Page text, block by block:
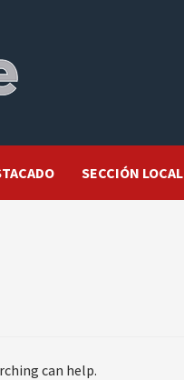
SECCIÓN LOCAL
can help.